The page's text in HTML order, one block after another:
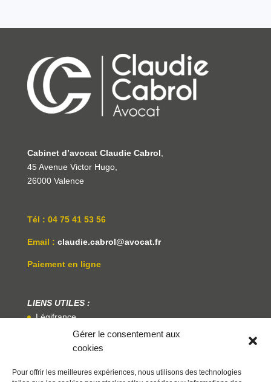
Gérer le consentement aux
cookies
Pour offrir les meilleures expériences, nous utilisons des technologies
Cabinet d’avocat Claudie Cabrol
45 Avenue Victor Hugo,
26000 Valence
Tél : 04 75 41 53 56
Email : claudie.cabrol@avocat.fr
Paiement en ligne
LIENS UTILES :
Légifrance
Service Public
Centre National Des Praticiens De La Médiation